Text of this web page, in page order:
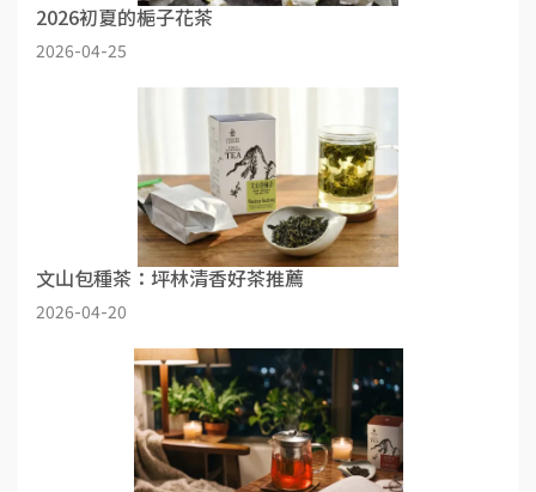
2026初夏的梔子花茶
2026-04-25
文山包種茶：坪林清香好茶推薦
2026-04-20